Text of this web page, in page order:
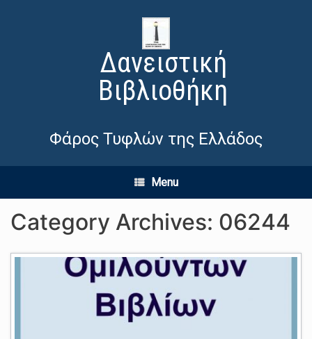
Δανειστική
Βιβλιοθήκη
Φάρος Τυφλών της Ελλάδος
Menu
Category Archives: 06244